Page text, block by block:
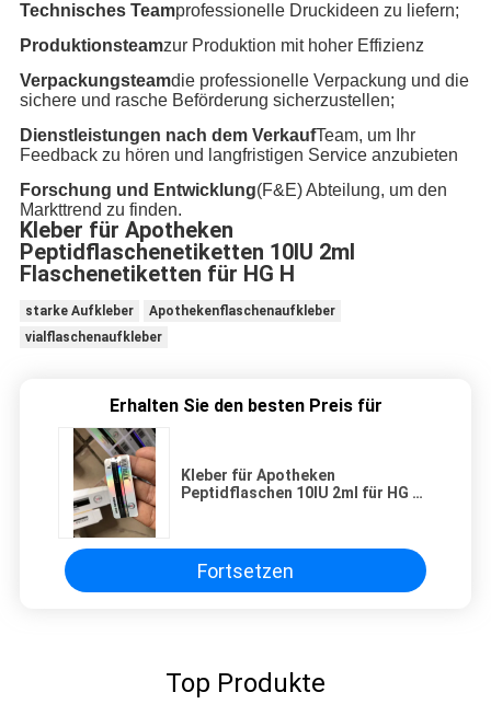
Technisches Teamprofessionelle Druckideen zu liefern;
Produktionsteamzur Produktion mit hoher Effizienz
Verpackungsteamdie professionelle Verpackung und die
sichere und rasche Beförderung sicherzustellen;
Dienstleistungen nach dem VerkaufTeam, um Ihr
Feedback zu hören und langfristigen Service anzubieten
Forschung und Entwicklung(F&E) Abteilung, um den
Markttrend zu finden.
Kleber für Apotheken
Peptidflaschenetiketten 10IU 2ml
Flaschenetiketten für HG H
starke Aufkleber
Apothekenflaschenaufkleber
vialflaschenaufkleber
Erhalten Sie den besten Preis für
Kleber für Apotheken
Peptidflaschen 10IU 2ml für HG H
Fortsetzen
Top Produkte